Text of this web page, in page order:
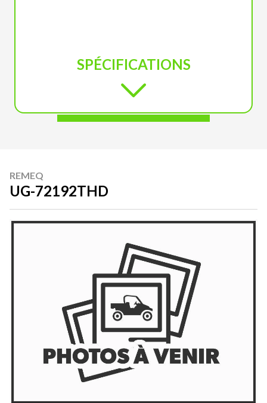
SPÉCIFICATIONS
REMEQ
UG-72192THD